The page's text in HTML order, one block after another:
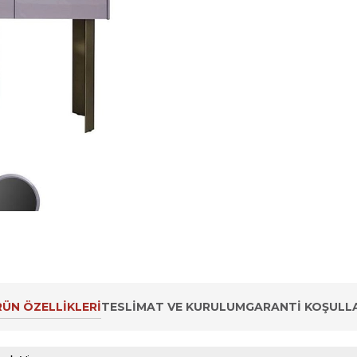
ÖZELLIKLERITESLIMAT VE KURULUMGARANTI